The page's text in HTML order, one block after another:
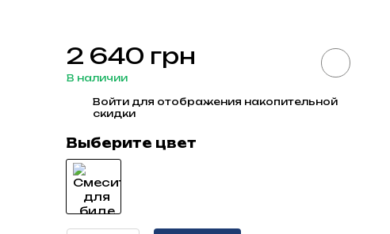
2 640 грн
В наличии
Войтидля отображения накопительной
скидки
Выберите цвет